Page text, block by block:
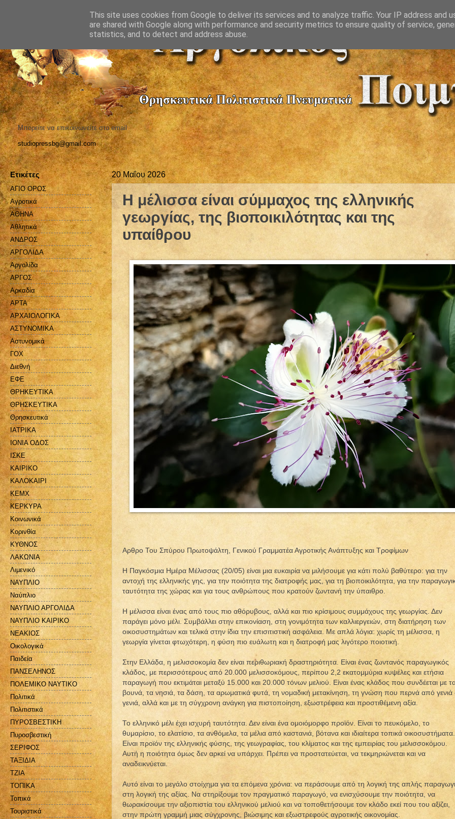
Μπορείτε να επικοινωνείτε στο email
studiopressbg@gmail.com
20 Μαΐου 2026
Η μέλισσα είναι σύμμαχος της ελληνικής
γεωργίας, της βιοποικιλότητας και της
υπαίθρου
Αρθρο Του Σπύρου Πρωτοψάλτη, Γενικού Γραμματέα Αγροτικής Ανάπτυξης και Τροφίμων
Η Παγκόσμια Ημέρα Μέλισσας (20/05) είναι μια ευκαιρία να μιλήσουμε για κάτι πολύ βαθύτερο: για την
αντοχή της ελληνικής γης, για την ποιότητα της διατροφής μας, για τη βιοποικιλότητα, για την
ταυτότητα της χώρας και για τους ανθρώπους που κρατούν ζωντανή την ύπαιθρο.
Η μέλισσα είναι ένας από τους πιο αθόρυβους, αλλά και πιο κρίσιμους συμμάχους της γεωργίας. Δεν
παράγει μόνο μέλι. Συμβάλλει στην επικονίαση, στη γονιμότητα των καλλιεργειών, στη διατήρηση των
οικοσυστημάτων και τελικά στην ίδια την επισιτιστική ασφάλεια. Με απλά λόγια: χωρίς τη μέλισσα, η
γεωργία γίνεται φτωχότερη, η φύση πιο ευάλωτη και η διατροφή μας λιγότερο ποιοτική.
Στην Ελλάδα, η μελισσοκομία δεν είναι περιθωριακή δραστηριότητα. Είναι ένας ζωντανός παραγωγικός
κλάδος, με περισσότερους από 20.000 μελισσοκόμους, περίπου 2,2 εκατομμύρια κυψέλες και ετήσια
παραγωγή που εκτιμάται μεταξύ 15.000 και 20.000 τόνων μελιού. Είναι ένας κλάδος που συνδέεται με
βουνά, τα νησιά, τα δάση, τα αρωματικά φυτά, τη νομαδική μετακίνηση, τη γνώση που περνά από γενιά
γενιά, αλλά και με τη σύγχρονη ανάγκη για πιστοποίηση, εξωστρέφεια και προστιθέμενη αξία.
Το ελληνικό μέλι έχει ισχυρή ταυτότητα. Δεν είναι ένα ομοιόμορφο προϊόν. Είναι το πευκόμελο, το
θυμαρίσιο, το ελατίσιο, τα ανθόμελα, τα μέλια από καστανιά, βότανα και ιδιαίτερα τοπικά οικοσυστήματα.
Είναι προϊόν της ελληνικής φύσης, της γεωγραφίας, του κλίματος και της εμπειρίας του μελισσοκόμου.
Αυτή η ποιότητα όμως δεν αρκεί να υπάρχει. Πρέπει να προστατεύεται, να τεκμηριώνεται και να
αναδεικνύεται.
Αυτό είναι το μεγάλο στοίχημα για τα επόμενα χρόνια: να περάσουμε από τη λογική της απλής
στη λογική της αξίας. Να στηρίξουμε τον πραγματικό παραγωγό, να ενισχύσουμε την ποιότητα, να
θωρακίσουμε την αξιοπιστία του ελληνικού μελιού και να τοποθετήσουμε τον κλάδο εκεί που του αξίζει,
στην πρώτη γραμμή μιας σύγχρονης, βιώσιμης και εξωστρεφούς αγροτικής οικονομίας.
Ετικέτες
ΑΓΙΟ ΟΡΟΣ
Αγροτικά
ΑΘΗΝΑ
Αθλητικά
ΑΝΔΡΟΣ
ΑΡΓΟΛΙΔΑ
Αργολίδα
ΑΡΓΟΣ
Αρκαδία
ΑΡΤΑ
ΑΡΧΑΙΟΛΟΓΙΚΑ
ΑΣΤΥΝΟΜΙΚΑ
Αστυνομικά
ΓΟΧ
Διεθνή
ΕΦΕ
ΘΡΗΚΕΥΤΙΚΑ
ΘΡΗΣΚΕΥΤΙΚΑ
Θρησκευτικά
ΙΑΤΡΙΚΑ
ΙΟΝΙΑ ΟΔΟΣ
ΙΣΚΕ
ΚΑΙΡΙΚΟ
ΚΑΛΟΚΑΙΡΙ
ΚΕΜΧ
ΚΕΡΚΥΡΑ
Κοινωνικά
Κορινθία
ΚΥΘΝΟΣ
ΛΑΚΩΝΙΑ
Λιμενικό
ΝΑΥΠΛΙΟ
Ναύπλιο
ΝΑΥΠΛΙΟ ΑΡΓΟΛΙΔΑ
ΝΑΥΠΛΙΟ ΚΑΙΡΙΚΟ
ΝΕΑΚΙΟΣ
Οικολογικά
Παιδεία
ΠΑΝΣΕΛΗΝΟΣ
ΠΟΛΕΜΙΚΟ ΝΑΥΤΙΚΟ
Πολιτικά
Πολιτιστικά
ΠΥΡΟΣΒΕΣΤΙΚΗ
Πυροσβεστική
ΣΕΡΙΦΟΣ
ΤΑΞΙΔΙΑ
ΤΖΙΑ
ΤΟΠΙΚΑ
Τοπικά
Τουριστικά
This site uses cookies from Google to deliver its services and to analyze traffic. Your IP address and
are shared with Google along with performance and security metrics to ensure quality of service,
statistics, and to detect and address abuse.